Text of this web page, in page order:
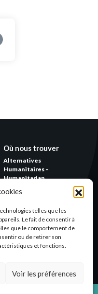
telles que les
Le fait de consentir à
que le comportement de
ou de retirer son
et fonctions.
Voir les préférences
Où nous trouver
Alternatives
Humanitaires –
Humanitarian
Lumière – CS 88379
69371 Lyon Cedex 08
Par email